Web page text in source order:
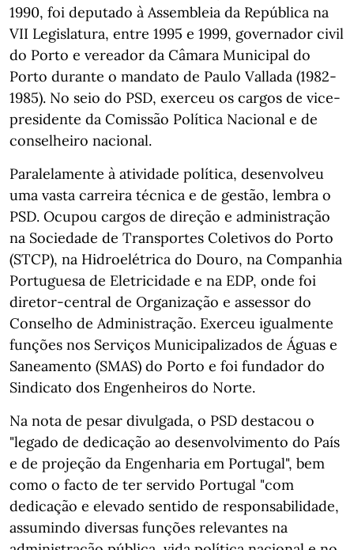
1990, foi deputado à Assembleia da República na
VII Legislatura, entre 1995 e 1999, governador civil
do Porto e vereador da Câmara Municipal do
Porto durante o mandato de Paulo Vallada (1982-
1985). No seio do PSD, exerceu os cargos de vice-
presidente da Comissão Política Nacional e de
conselheiro nacional.
Paralelamente à atividade política, desenvolveu
uma vasta carreira técnica e de gestão, lembra o
PSD. Ocupou cargos de direção e administração
na Sociedade de Transportes Coletivos do Porto
(STCP), na Hidroelétrica do Douro, na Companhia
Portuguesa de Eletricidade e na EDP, onde foi
diretor-central de Organização e assessor do
Conselho de Administração. Exerceu igualmente
funções nos Serviços Municipalizados de Águas e
Saneamento (SMAS) do Porto e foi fundador do
Sindicato dos Engenheiros do Norte.
Na nota de pesar divulgada, o PSD destacou o
"legado de dedicação ao desenvolvimento do País
e de projeção da Engenharia em Portugal", bem
como o facto de ter servido Portugal "com
dedicação e elevado sentido de responsabilidade,
assumindo diversas funções relevantes na